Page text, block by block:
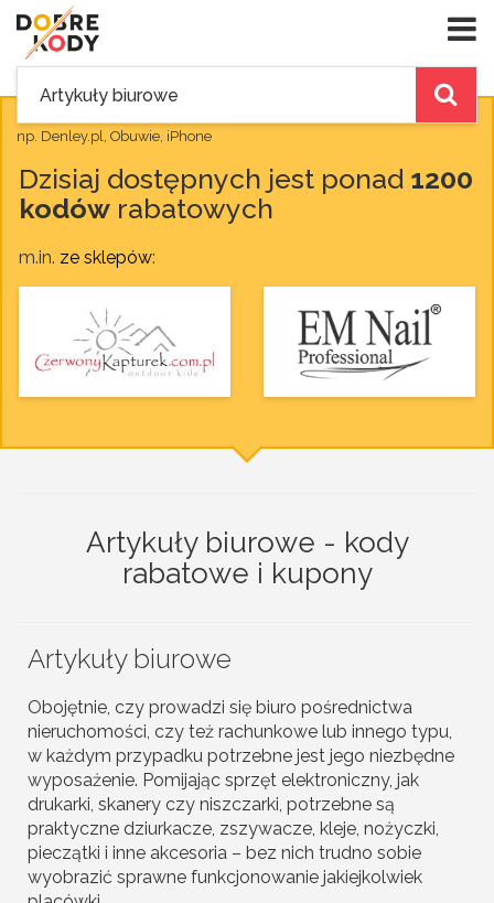
np. Denley.pl, Obuwie, iPhone
Dzisiaj dostępnych jest ponad 1200
kodów rabatowych
m.in. ze sklepów:
Artykuły biurowe - kody
rabatowe i kupony
Artykuły biurowe
Obojętnie, czy prowadzi się biuro pośrednictwa
nieruchomości, czy też rachunkowe lub innego typu,
w każdym przypadku potrzebne jest jego niezbędne
wyposażenie. Pomijając sprzęt elektroniczny, jak
drukarki, skanery czy niszczarki, potrzebne są
praktyczne dziurkacze, zszywacze, kleje, nożyczki,
pieczątki i inne akcesoria – bez nich trudno sobie
wyobrazić sprawne funkcjonowanie jakiejkolwiek